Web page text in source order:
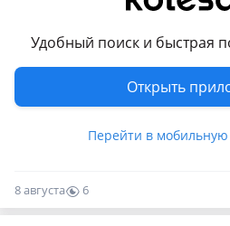
Удобный поиск и быстрая
Открыть
Перейти в
Mercedes-Benz S 550 2005 - 2009
8 августа
6
0